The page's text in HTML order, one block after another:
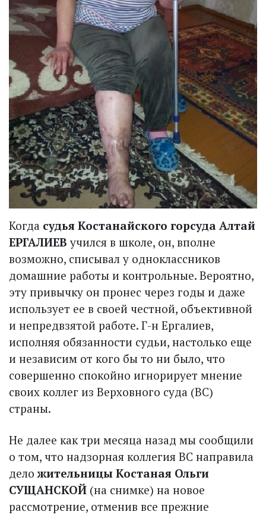
Когда судья Костанайского горсуда Алтай
ЕРГАЛИЕВ учился в школе, он, вполне
возможно, списывал у одноклассников
домашние работы и контрольные. Вероятно,
эту привычку он пронес через годы и даже
использует ее в своей честной, объективной
и непредвзятой работе. Г-н Ергалиев,
исполняя обязанности судьи, настолько еще
и независим от кого бы то ни было, что
совершенно спокойно игнорирует мнение
своих коллег из Верховного суда (ВС)
страны.
Не далее как три месяца назад мы сообщили
о том, что надзорная коллегия ВС направила
деложительницы Костаная Ольги
СУЩАНСКОЙ (на снимке) на новое
рассмотрение, отменив все прежние